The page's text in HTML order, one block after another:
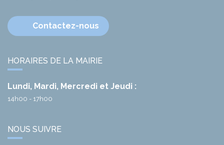
Contactez-nous
HORAIRES DE LA MAIRIE
Lundi, Mardi, Mercredi et Jeudi :
14h00 - 17h00
NOUS SUIVRE